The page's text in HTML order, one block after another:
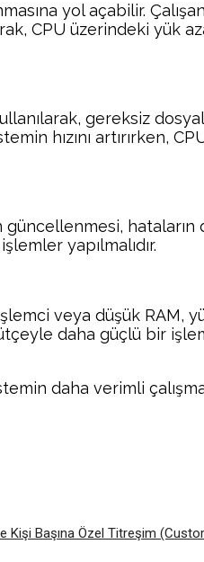
yol açabilir. Çalışan
CPU üzerindeki yük
gereksiz
hızını artırırken,
güncellenmesi,
yapılmalıdır.
veya düşük RAM,
daha güçlü bir
daha verimli
Kişi Başına Özel Titreşim